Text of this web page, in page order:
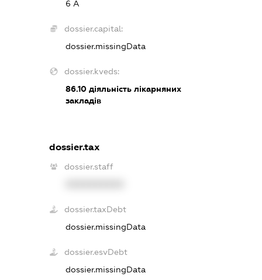
6 А
dossier.capital:
dossier.missingData
dossier.kveds:
86.10діяльність лікарняних
закладів
dossier.tax
dossier.staff
dossier.taxDebt
dossier.missingData
dossier.esvDebt
dossier.missingData